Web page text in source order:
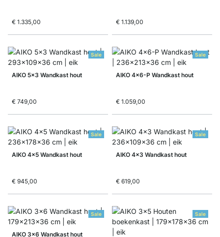
€ 1.335,00 € 1.139,00
Sale
AIKO 5x3 Wandkast hout
€ 749,00
Sale
AIKO 4x6-P Wandkast hout
€ 1.059,00
Sale
AIKO 4x5 Wandkast hout
€ 945,00
Sale
AIKO 4x3 Wandkast hout
€ 619,00
Sale
AIKO 3x6 Wandkast hout
Sale